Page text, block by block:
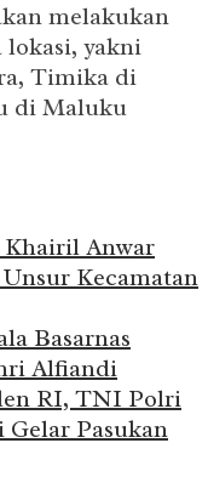
melakukan
lokasi, yakni
Timika di
di Maluku
Anwar
Kecamatan
Basarnas
Alfiandi
RI, TNI Polri
Pasukan